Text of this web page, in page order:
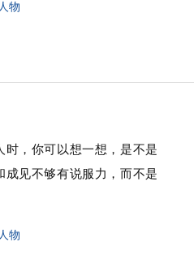
物
时，你可以想一想，是不是
成见不够有说服力，而不是
物